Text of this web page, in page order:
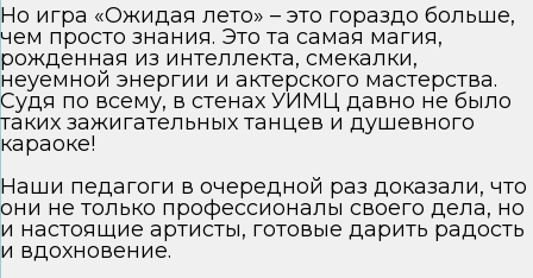
Но игра «Ожидая лето» – это гораздо больше,
чем просто знания. Это та самая магия,
рожденная из интеллекта, смекалки,
неуемной энергии и актерского мастерства.
Судя по всему, в стенах УИМЦ давно не было
таких зажигательных танцев и душевного
караоке!
Наши педагоги в очередной раз доказали, что
они не только профессионалы своего дела, но
и настоящие артисты, готовые дарить радость
и вдохновение.